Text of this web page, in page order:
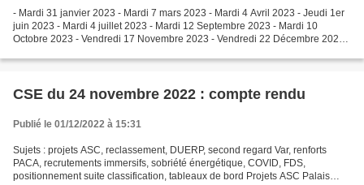
- Mardi 31 janvier 2023 - Mardi 7 mars 2023 - Mardi 4 Avril 2023 - Jeudi 1er
juin 2023 - Mardi 4 juillet 2023 - Mardi 12 Septembre 2023 - Mardi 10
Octobre 2023 - Vendredi 17 Novembre 2023 - Vendredi 22 Décembre 2023
CSE du 24 novembre 2022 : compte rendu
Publié le 01/12/2022 à 15:31
Sujets : projets ASC, reclassement, DUERP, second regard Var, renforts
PACA, recrutements immersifs, sobriété énergétique, COVID, FDS,
positionnement suite classification, tableaux de bord Projets ASC Palais